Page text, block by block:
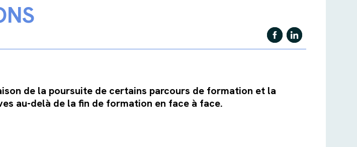
de la poursuite de certains parcours de formation et la
au-delà de la fin de formation en face à face.